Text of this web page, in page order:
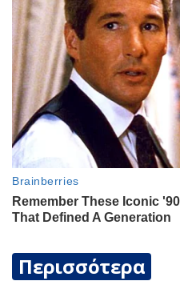
Περισσότερα